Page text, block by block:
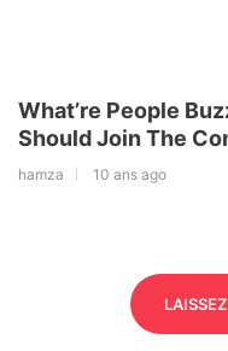
What’re People
Should Join The
hamza 10 ans ago